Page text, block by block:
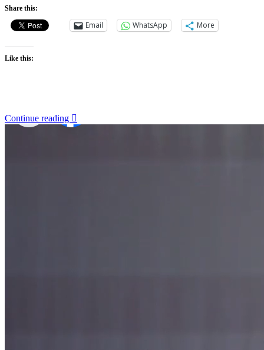
Share this:
Email WhatsApp More
Like this:
Continue reading